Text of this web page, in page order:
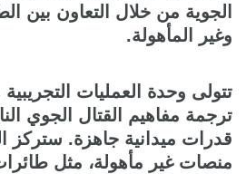
الجوية من خلال التعاون بين
وغير المأهولة.
ترجمة مفاهيم القتال الجوي
قدرات ميدانية جاهزة. ستركز
منصات غير مأهولة، مثل طائرات